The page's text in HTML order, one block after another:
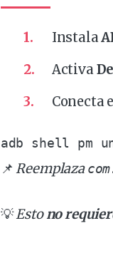
Instala
Activa
Conecta
adb shell pm
📌Reemplaza
💡Estono